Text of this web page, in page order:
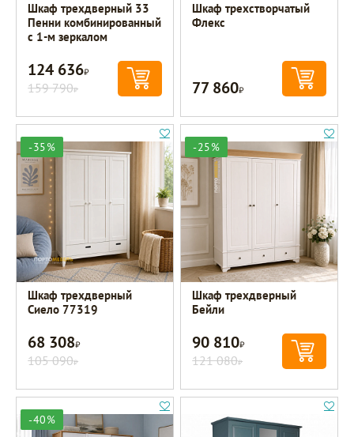
Шкаф трехдверный 33
Пенни комбинированный
с 1-м зеркалом
124 636Р
159 790Р
Шкаф трехстворчатый
Флекс
77 860Р
-35%
Шкаф трехдверный
Сиело 77319
68 308Р
105 090Р
-25%
Шкаф трехдверный
Бейли
90 810Р
121 080Р
-40%